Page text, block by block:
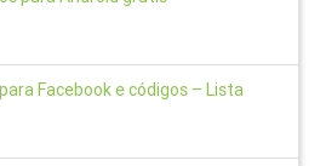
Facebook e códigos – Lista